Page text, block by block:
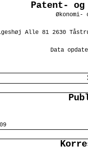
Patent- og
Økonomi-
Alle 81 2630
Data